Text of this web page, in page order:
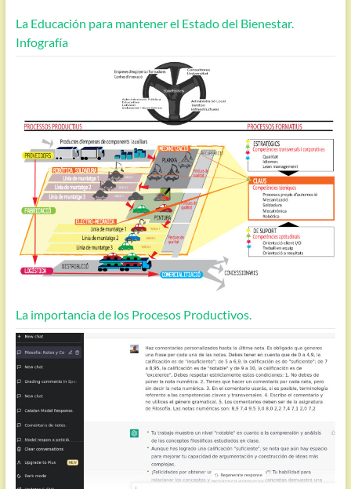
La Educación para mantener el Estado del Bienestar.
Infografía
La importancia de los Procesos Productivos.